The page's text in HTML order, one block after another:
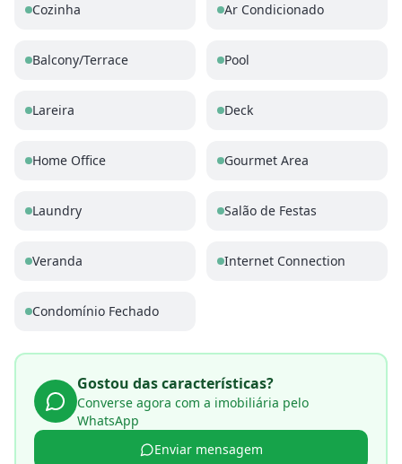
Cozinha Ar Condicionado
Balcony/Terrace Pool
Lareira Deck
Home Office Gourmet Area
Laundry Salão de Festas
Veranda Internet Connection
Condomínio Fechado
Gostou das características?
Converse agora com a imobiliária pelo
WhatsApp
Enviar mensagem